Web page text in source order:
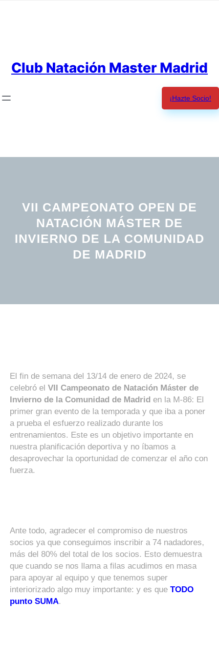
Club Natación Master Madrid
¡Hazte Socio!
VII CAMPEONATO OPEN DE
NATACIÓN MÁSTER DE
INVIERNO DE LA COMUNIDAD
DE MADRID
El fin de semana del 13/14 de enero de 2024, se
celebró el VII Campeonato de Natación Máster de
Invierno de la Comunidad de Madrid en la M-86: El
primer gran evento de la temporada y que iba a poner
a prueba el esfuerzo realizado durante los
entrenamientos. Este es un objetivo importante en
nuestra planificación deportiva y no íbamos a
desaprovechar la oportunidad de comenzar el año con
fuerza.
Ante todo, agradecer el compromiso de nuestros
socios ya que conseguimos inscribir a 74 nadadores,
más del 80% del total de los socios. Esto demuestra
que cuando se nos llama a filas acudimos en masa
para apoyar al equipo y que tenemos super
interiorizado algo muy importante: y es que TODO
punto SUMA.